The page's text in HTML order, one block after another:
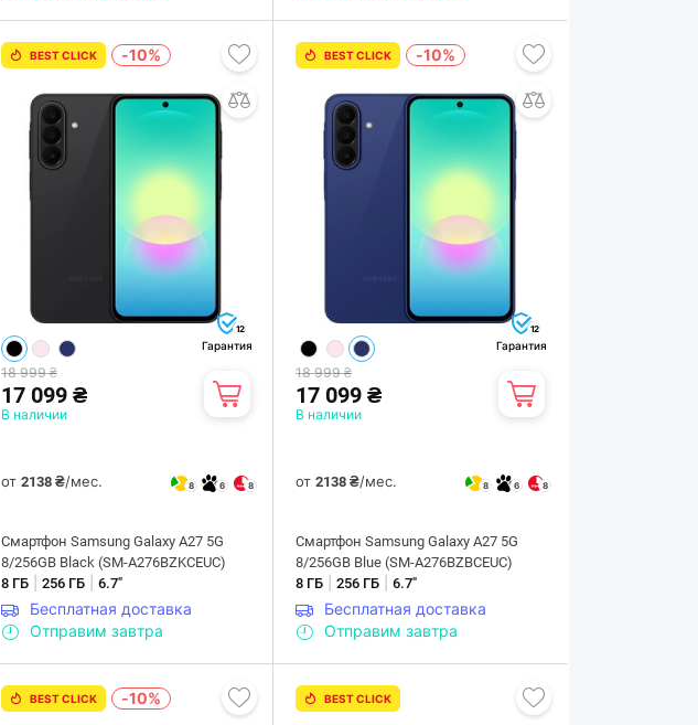
BEST CLICK -10%
12
Гарантия
18 999 ₴
17 099 ₴
В наличии
от2138 ₴/мес. 8 6 8
Смартфон Samsung Galaxy A27 5G
8/256GB Black (SM-A276BZKCEUC)
8 ГБ |256 ГБ |6.7"
Бесплатная доставка
Отправим завтра
BEST CLICK -10%
12
Гарантия
18 999 ₴
17 099 ₴
В наличии
от2138 ₴/мес. 8 6 8
Смартфон Samsung Galaxy A27 5G
8/256GB Blue (SM-A276BZBCEUC)
8 ГБ |256 ГБ |6.7"
Бесплатная доставка
Отправим завтра
BEST CLICK -10% BEST CLICK